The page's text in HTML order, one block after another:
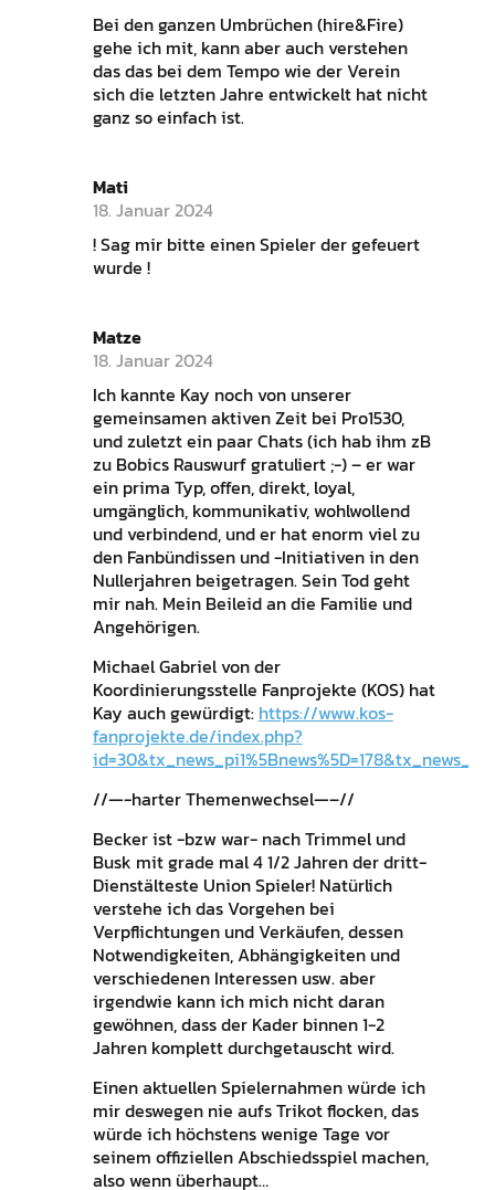
Bei den ganzen Umbrüchen (hire&Fire)
gehe ich mit, kann aber auch verstehen
das das bei dem Tempo wie der Verein
sich die letzten Jahre entwickelt hat nicht
ganz so einfach ist.
Mati
18. Januar 2024
! Sag mir bitte einen Spieler der gefeuert
wurde !
Matze
18. Januar 2024
Ich kannte Kay noch von unserer
gemeinsamen aktiven Zeit bei Pro1530,
und zuletzt ein paar Chats (ich hab ihm zB
zu Bobics Rauswurf gratuliert ;-) – er war
ein prima Typ, offen, direkt, loyal,
umgänglich, kommunikativ, wohlwollend
und verbindend, und er hat enorm viel zu
den Fanbündissen und -Initiativen in den
Nullerjahren beigetragen. Sein Tod geht
mir nah. Mein Beileid an die Familie und
Angehörigen.
Michael Gabriel von der
Koordinierungsstelle Fanprojekte (KOS) hat
Kay auch gewürdigt: https://www.kos-
fanprojekte.de/index.php?
//—-harter Themenwechsel—–//
Becker ist -bzw war- nach Trimmel und
Busk mit grade mal 4 1/2 Jahren der dritt-
Dienstälteste Union Spieler! Natürlich
verstehe ich das Vorgehen bei
Verpflichtungen und Verkäufen, dessen
Notwendigkeiten, Abhängigkeiten und
verschiedenen Interessen usw. aber
irgendwie kann ich mich nicht daran
gewöhnen, dass der Kader binnen 1-2
Jahren komplett durchgetauscht wird.
Einen aktuellen Spielernahmen würde ich
mir deswegen nie aufs Trikot flocken, das
würde ich höchstens wenige Tage vor
seinem offiziellen Abschiedsspiel machen,
also wenn überhaupt…